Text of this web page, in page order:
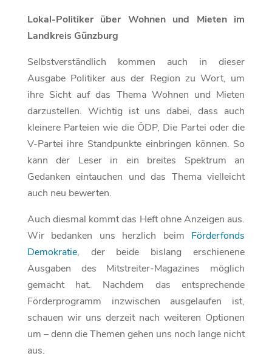
Lokal-Politiker über Wohnen und Mieten im
Landkreis Günzburg
Selbstverständlich kommen auch in dieser
Ausgabe Politiker aus der Region zu Wort, um
ihre Sicht auf das Thema Wohnen und Mieten
darzustellen. Wichtig ist uns dabei, dass auch
kleinere Parteien wie die ÖDP, Die Partei oder die
V-Partei ihre Standpunkte einbringen können. So
kann der Leser in ein breites Spektrum an
Gedanken eintauchen und das Thema vielleicht
auch neu bewerten.
Auch diesmal kommt das Heft ohne Anzeigen aus.
Wir bedanken uns herzlich beim Förderfonds
Demokratie, der beide bislang erschienene
Ausgaben des Mitstreiter-Magazines möglich
gemacht hat. Nachdem das entsprechende
Förderprogramm inzwischen ausgelaufen ist,
schauen wir uns derzeit nach weiteren Optionen
um – denn die Themen gehen uns noch lange nicht
aus.